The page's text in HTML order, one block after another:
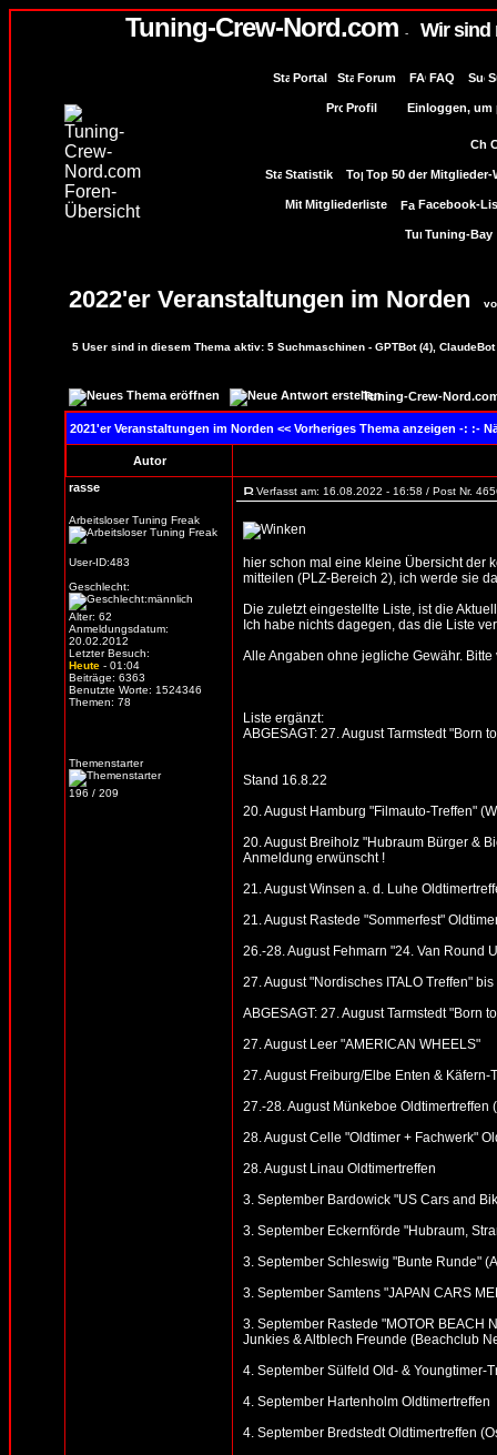
Tuning-Crew-Nord.com - Wir sind
Portal Forum FAQ
Profil Einloggen, um
Statistik Top 50 der Mitglieder-
Mitgliederliste Facebook-
Tuning-Bay
2022'er Veranstaltungen im Norden
5 User sind in diesem Thema aktiv: 5 Suchmaschinen - GPTBot (4), ClaudeBot
Tuning-Crew-
2021'er Veranstaltungen im Norden << Vorheriges Thema anzeigen -: :-
Autor
rasse
Arbeitsloser Tuning Freak
User-ID:483
Geschlecht:
Alter: 62
Anmeldungsdatum:
20.02.2012
Letzter Besuch:
Heute - 01:04
Beiträge: 6363
Benutzte Worte: 1524346
Themen: 78
Themenstarter
196 / 209
Verfasst am: 16.08.2022 - 16:58 / Post Nr.
hier schon mal eine kleine Übersicht der
mitteilen (PLZ-Bereich 2), ich werde sie
Die zuletzt eingestellte Liste, ist die
Ich habe nichts dagegen, das die Liste
Alle Angaben ohne jegliche Gewähr.
Liste ergänzt:
ABGESAGT: 27. August Tarmstedt "Born
Stand 16.8.22
20. August Hamburg "Filmauto-Treffen"
20. August Breiholz "Hubraum Bürger &
Anmeldung erwünscht !
21. August Winsen a. d. Luhe
21. August Rastede "Sommerfest"
26.-28. August Fehmarn "24. Van Round
27. August "Nordisches ITALO Treffen"
ABGESAGT: 27. August Tarmstedt "Born
27. August Leer "AMERICAN WHEELS"
27. August Freiburg/Elbe Enten & Käfern-
27.-28. August Münkeboe Oldtimertreffen
28. August Celle "Oldtimer + Fachwerk"
28. August Linau Oldtimertreffen
3. September Bardowick "US Cars and
3. September Eckernförde "Hubraum,
3. September Schleswig "Bunte Runde"
3. September Samtens "JAPAN CARS
3. September Rastede "MOTOR BEACH
Junkies & Altblech Freunde (Beachclub
4. September Sülfeld Old- & Youngtimer-
4. September Hartenholm Oldtimertreffen
4. September Bredstedt Oldtimertreffen